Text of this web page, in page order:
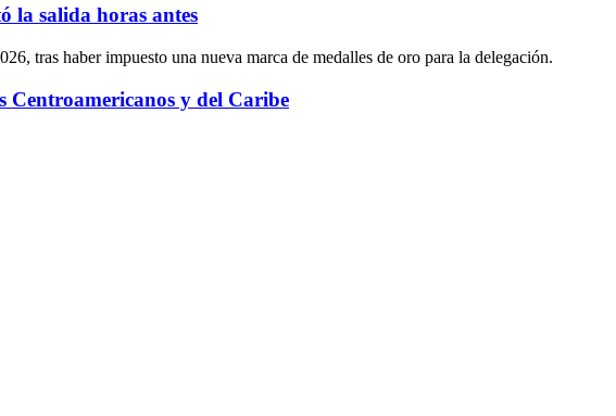
la salida horas antes
Centroamericanos y del Caribe